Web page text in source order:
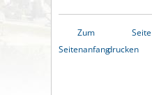
Zum
Seitenanfang
Seite
drucken